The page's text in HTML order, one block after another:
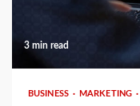
3 min read
BUSINESS MARKETING